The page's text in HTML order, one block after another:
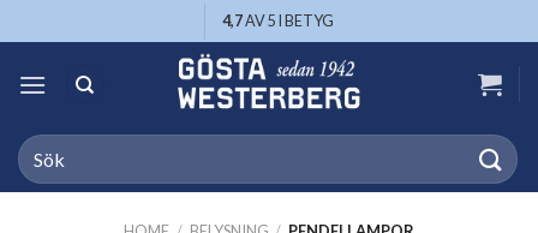
to
content
4,7AV 5 I BETYG
Search
for: